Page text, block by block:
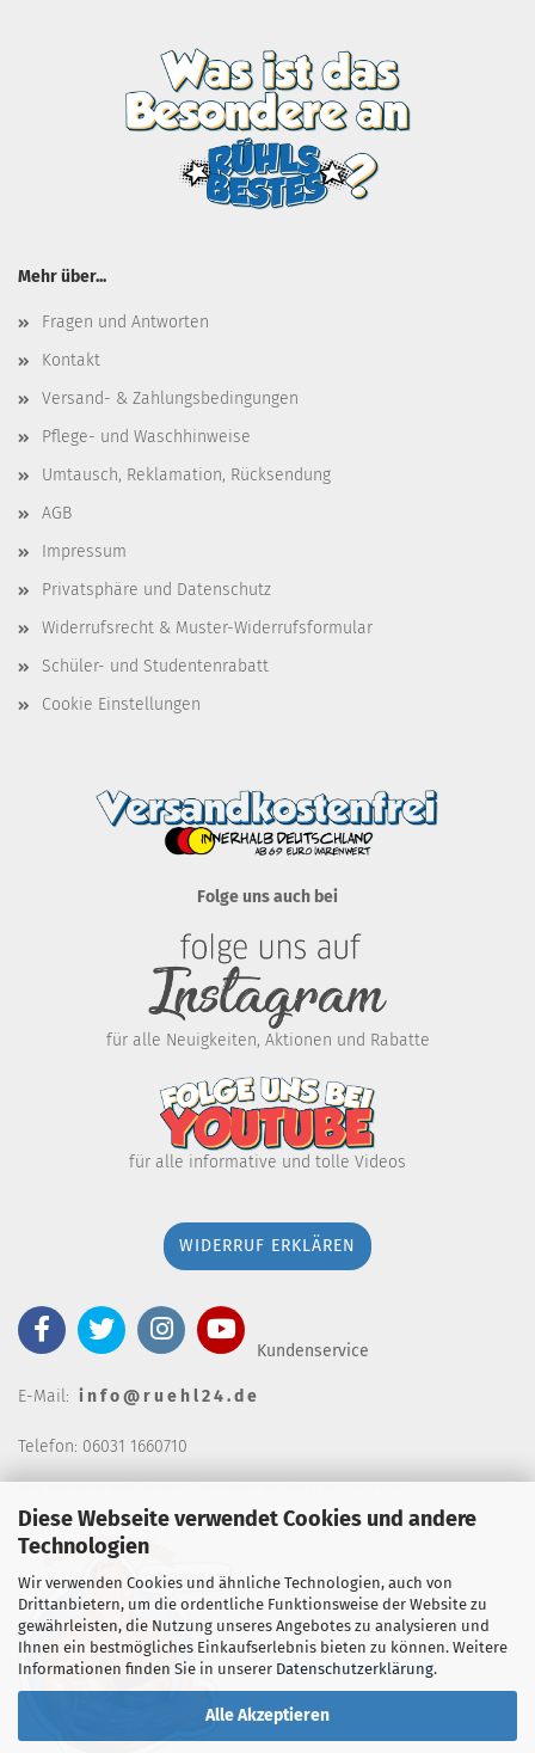
Diese Webseite verwendet Cookies und andere
Technologien
Wir verwenden Cookies und ähnliche Technologien, auch von
Drittanbietern, um die ordentliche Funktionsweise der Website zu
gewährleisten, die Nutzung unseres Angebotes zu analysieren und
Ihnen ein bestmögliches Einkaufserlebnis bieten zu können. Weitere
Informationen finden Sie in unserer Datenschutzerklärung.
Alle Akzeptieren
Mehr über...
Fragen und Antworten
Kontakt
Versand- & Zahlungsbedingungen
Pflege- und Waschhinweise
Umtausch, Reklamation, Rücksendung
AGB
Impressum
Privatsphäre und Datenschutz
Widerrufsrecht & Muster-Widerrufsformular
Schüler- und Studentenrabatt
Cookie Einstellungen
Folge uns auch bei
für alle Neuigkeiten, Aktionen und Rabatte
für alle informative und tolle Videos
WIDERRUF ERKLÄREN
Kundenservice
E-Mail: i n f o @ r u e h l 2 4 . d e
Telefon: 06031 1660710